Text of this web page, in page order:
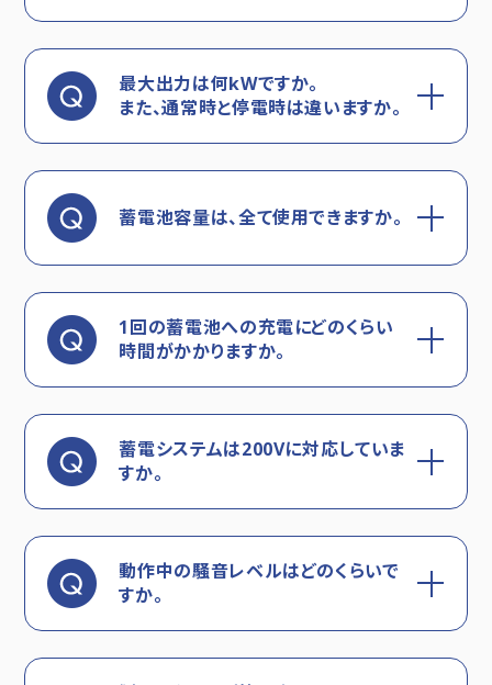
最大出力は何kWですか。
また、通常時と停電時は違いますか。
蓄電池容量は、全て使用できますか。
1回の蓄電池への充電にどのくらい
時間がかかりますか。
蓄電システムは200Vに対応していま
すか。
動作中の騒音レベルはどのくらいで
すか。